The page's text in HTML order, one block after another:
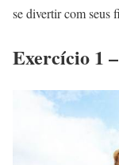
se divertir com seus
Exercício 1